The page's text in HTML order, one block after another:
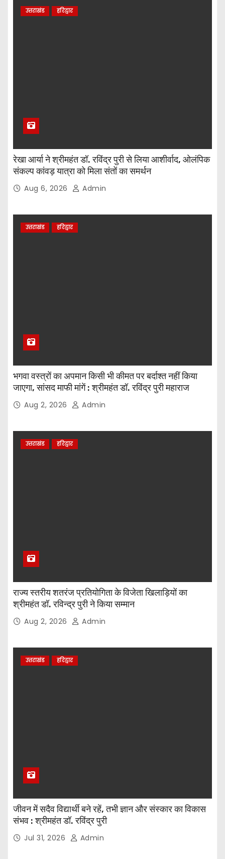
उत्तराखंड हरिद्वार
रेखा आर्या ने श्रीमहंत डॉ. रविंद्र पुरी से लिया आशीर्वाद, ओलंपिक
संकल्प कांवड़ यात्रा को मिला संतों का समर्थन
Aug 6, 2026 Admin
उत्तराखंड हरिद्वार
भगवा वस्त्रों का अपमान किसी भी कीमत पर बर्दाश्त नहीं किया
जाएगा, सांसद माफी मांगें : श्रीमहंत डॉ. रविंद्र पुरी महाराज
Aug 2, 2026 Admin
उत्तराखंड हरिद्वार
राज्य स्तरीय शतरंज प्रतियोगिता के विजेता खिलाड़ियों का
श्रीमहंत डॉ. रविन्द्र पुरी ने किया सम्मान
Aug 2, 2026 Admin
उत्तराखंड हरिद्वार
जीवन में सदैव विद्यार्थी बने रहें, तभी ज्ञान और संस्कार का विकास
संभव : श्रीमहंत डॉ. रविंद्र पुरी
Jul 31, 2026 Admin